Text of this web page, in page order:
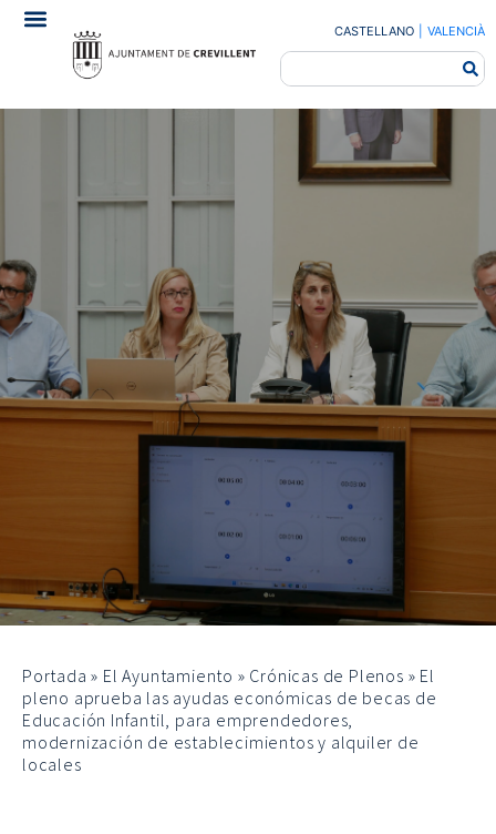
CASTELLANO VALENCIÀ
Portada » El Ayuntamiento » Crónicas de Plenos » El
pleno aprueba las ayudas económicas de becas de
Educación Infantil, para emprendedores,
modernización de establecimientos y alquiler de
locales